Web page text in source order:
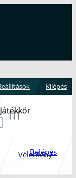
Kilépés
|||
Vélemény
Belépés